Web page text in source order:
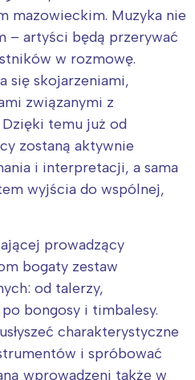
mazowieckim. Muzyka nie
– artyści będą przerywać
w rozmowę.
się skojarzeniami,
związanymi z
Dzięki temu już od
zostaną aktywnie
i interpretacji, a sama
wyjścia do wspólnej,
prowadzący
bogaty zestaw
od talerzy,
bongosy i timbalesy.
charakterystyczne
i spróbować
wprowadzeni także w